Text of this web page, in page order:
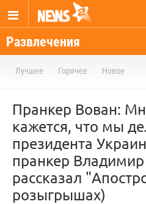
Развлечения
Лучшее Горячее Новое
Пранкер Вован:
кажется, что мы
президента
пранкер
рассказал
розыгрышах)